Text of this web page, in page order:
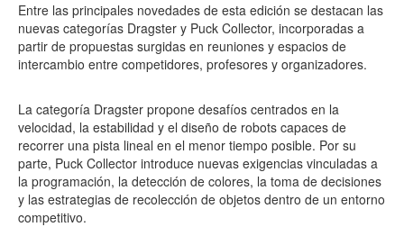
Entre las principales novedades de esta edición se destacan las
nuevas categorías Dragster y Puck Collector, incorporadas a
partir de propuestas surgidas en reuniones y espacios de
intercambio entre competidores, profesores y organizadores.
La categoría Dragster propone desafíos centrados en la
velocidad, la estabilidad y el diseño de robots capaces de
recorrer una pista lineal en el menor tiempo posible. Por su
parte, Puck Collector introduce nuevas exigencias vinculadas a
la programación, la detección de colores, la toma de decisiones
y las estrategias de recolección de objetos dentro de un entorno
competitivo.